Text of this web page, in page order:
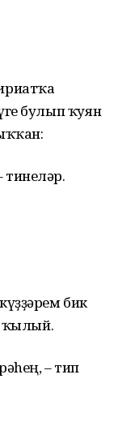
булып ҡуян
бик
ҡылый.
– тип